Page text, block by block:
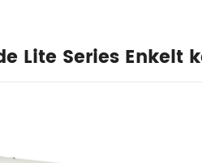
Lite Series Enkelt